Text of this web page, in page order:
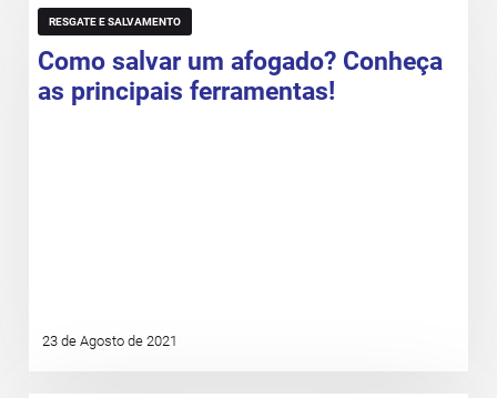
RESGATE E SALVAMENTO
Como salvar um afogado? Conheça
as principais ferramentas!
23 de Agosto de 2021